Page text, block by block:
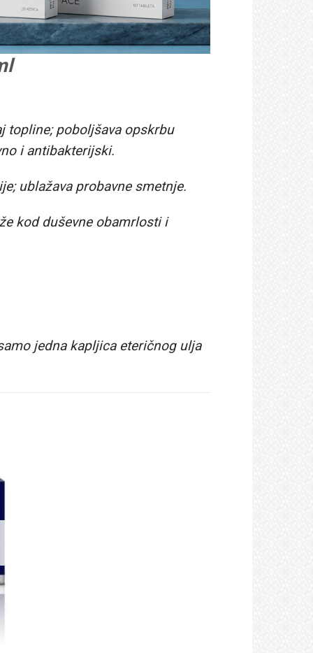
topline; poboljšava opskrbu
i antibakterijski.
ublažava probavne smetnje.
kod duševne obamrlosti i
jedna kapljica eteričnog ulja